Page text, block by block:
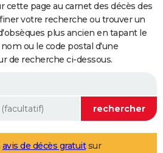
cette page au carnet des décès des
votre recherche ou trouver un
plus ancien en tapant le
ou le code postal d'une
de recherche ci-dessous.
avis de décès gratuitsur